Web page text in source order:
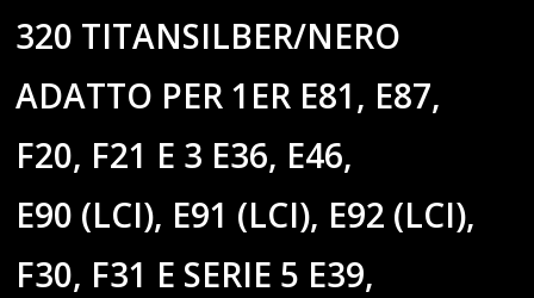
320 TITANSILBER/NERO
ADATTO PER 1ER E81, E87,
F20, F21 E 3 E36, E46,
E90 (LCI), E91 (LCI), E92 (LCI),
F30, F31 E SERIE 5 E39,